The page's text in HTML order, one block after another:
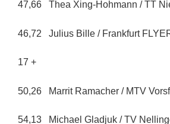
47,66 Thea Xing-Hohmann / TT
46,72 Julius Bille / Frankfurt
17 +
50,26 Marrit Ramacher / MTV
54,13 Michael Gladjuk / TV